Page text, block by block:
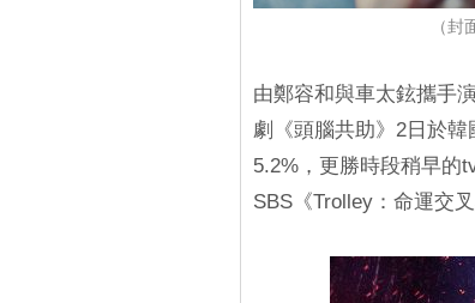
（封
由鄭容和與車太鉉攜手
劇《頭腦共助》2日於
5.2%，更勝時段稍早的
SBS《Trolley：命運交叉